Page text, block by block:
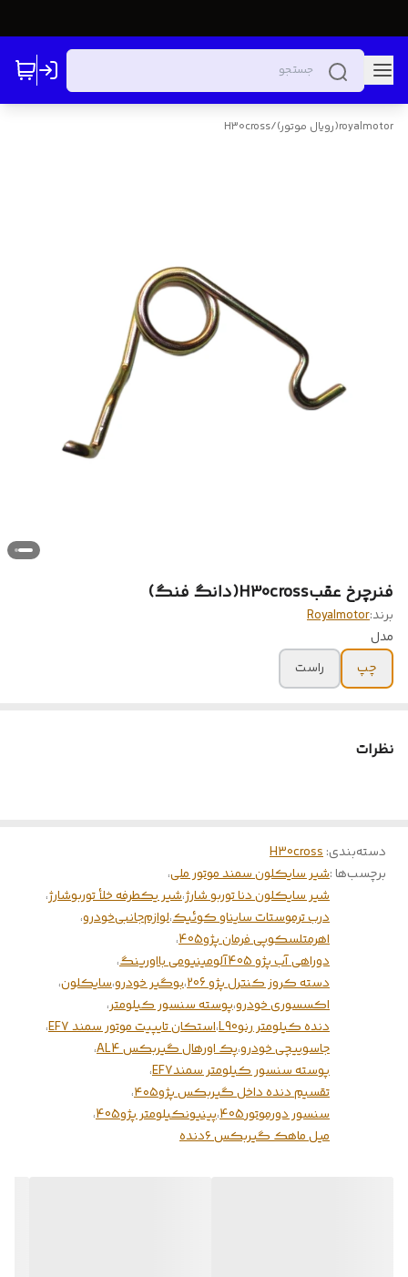
royalmotor(رویال موتور) /
H30cross
فنر‌چرخ عقب‌H30cross(دانگ فنگ)
برند:Royalmotor
مدل
چپ
راست
نظرات
دسته‌بندی:
H30cross
برچسب‌ها :شیر سایکلون سمند موتور ملی،
شیر سایکلون دنا توربو شارژ،شیر یکطرفه خلأ توربوشارژ،
درب ترموستات سایناو کوئیک،لوازم‌جانبی‌خودرو،
اهرمتلسکوپی فرمان پژو405
،
دوراهی آب پژو 405آلومینیومی بااورینگ
،
دسته کروز کنترل پژو 206
،بوگیر خودرو،سایکلون،
اکسسوری خودرو،پوسته سنسور کیلومتر،
دنده کیلومتر رنوL90
،استکان تایپیت موتور سمند EF7
،
جاسوییچی خودرو،پک اورهال گیربکس AL4
،
پوسته سنسور کیلومتر سمندEF7
،
تقسیم دنده داخل گیربکس پژو۴۰۵
،
سنسور دورموتور405
،پینیونکیلومتر پژو405
،
میل ماهک گیربکس ۶دنده